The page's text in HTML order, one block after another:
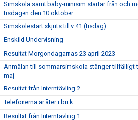
Simskola samt baby-minisim startar från och
tisdagen den 10 oktober
Simskolestart skjuts till v 41 (tisdag)
Enskild Undervisning
Resultat Morgondagarnas 23 april 2023
Anmälan till sommarsimskola stänger tillfälligt
maj
Resultat från Interntävling 2
Telefonerna är åter i bruk
Resultat från Interntävling 1